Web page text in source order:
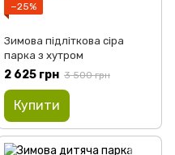
−25%
Зимова підліткова сіра
парка з хутром
2 625 грн 3 500 грн
Купити